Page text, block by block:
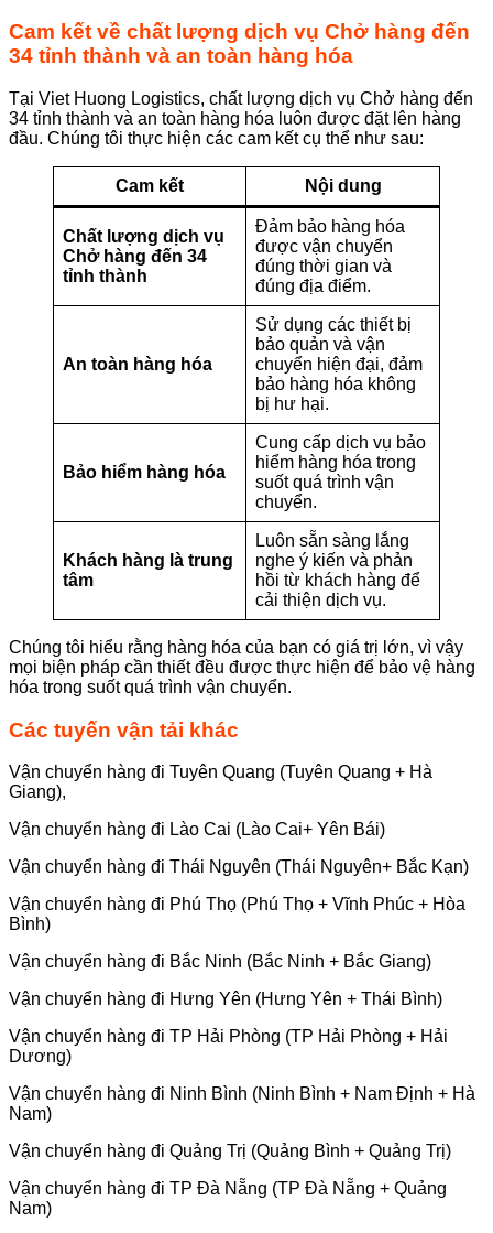
Cam kết về chất lượng dịch vụ Chở hàng đến
34 tỉnh thành và an toàn hàng hóa
Tại Viet Huong Logistics, chất lượng dịch vụ Chở hàng đến
34 tỉnh thành và an toàn hàng hóa luôn được đặt lên hàng
đầu. Chúng tôi thực hiện các cam kết cụ thể như sau:
Cam kết Nội dung
Chất lượng dịch vụ
Chở hàng đến 34
tỉnh thành
Đảm bảo hàng hóa
được vận chuyển
đúng thời gian và
đúng địa điểm.
An toàn hàng hóa
Sử dụng các thiết bị
bảo quản và vận
chuyển hiện đại, đảm
bảo hàng hóa không
bị hư hại.
Bảo hiểm hàng hóa
Cung cấp dịch vụ bảo
hiểm hàng hóa trong
suốt quá trình vận
chuyển.
Khách hàng là trung
tâm
Luôn sẵn sàng lắng
nghe ý kiến và phản
hồi từ khách hàng để
cải thiện dịch vụ.
Chúng tôi hiểu rằng hàng hóa của bạn có giá trị lớn, vì vậy
mọi biện pháp cần thiết đều được thực hiện để bảo vệ hàng
hóa trong suốt quá trình vận chuyển.
Các tuyến vận tải khác
Vận chuyển hàng đi Tuyên Quang (Tuyên Quang + Hà
Giang),
Vận chuyển hàng đi Lào Cai (Lào Cai+ Yên Bái)
Vận chuyển hàng đi Thái Nguyên (Thái Nguyên+ Bắc Kạn)
Vận chuyển hàng đi Phú Thọ (Phú Thọ + Vĩnh Phúc + Hòa
Bình)
Vận chuyển hàng đi Bắc Ninh (Bắc Ninh + Bắc Giang)
Vận chuyển hàng đi Hưng Yên (Hưng Yên + Thái Bình)
Vận chuyển hàng đi TP Hải Phòng (TP Hải Phòng + Hải
Dương)
Vận chuyển hàng đi Ninh Bình (Ninh Bình + Nam Định + Hà
Nam)
Vận chuyển hàng đi Quảng Trị (Quảng Bình + Quảng Trị)
Vận chuyển hàng đi TP Đà Nẵng (TP Đà Nẵng + Quảng
Nam)